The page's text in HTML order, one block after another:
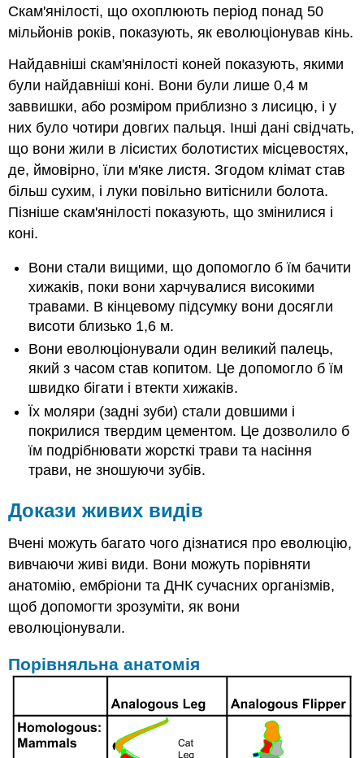
Скам'янілості, що охоплюють період понад 50
мільйонів років, показують, як еволюціонував кінь.
Найдавніші скам'янілості коней показують, якими
були найдавніші коні. Вони були лише 0,4 м
заввишки, або розміром приблизно з лисицю, і у
них було чотири довгих пальця. Інші дані свідчать,
що вони жили в лісистих болотистих місцевостях,
де, ймовірно, їли м'яке листя. Згодом клімат став
більш сухим, і луки повільно витіснили болота.
Пізніше скам'янілості показують, що змінилися і
коні.
Вони стали вищими, що допомогло б їм бачити
хижаків, поки вони харчувалися високими
травами. В кінцевому підсумку вони досягли
висоти близько 1,6 м.
Вони еволюціонували один великий палець,
який з часом став копитом. Це допомогло б їм
швидко бігати і втекти хижаків.
Їх моляри (задні зуби) стали довшими і
покрилися твердим цементом. Це дозволило б
їм подрібнювати жорсткі трави та насіння
трави, не зношуючи зубів.
Докази живих видів
Вчені можуть багато чого дізнатися про еволюцію,
вивчаючи живі види. Вони можуть порівняти
анатомію, ембріони та ДНК сучасних організмів,
щоб допомогти зрозуміти, як вони
еволюціонували.
Порівняльна анатомія